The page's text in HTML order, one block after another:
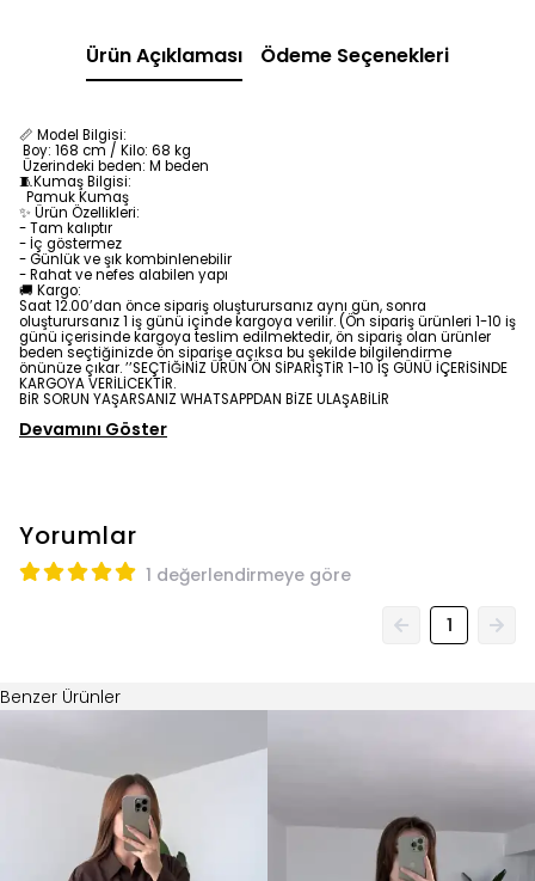
Boy: 168 cm / Kilo: 68 kg
Üzerindeki beden: M beden
🧵Kumaş Bilgisi:
PamukKumaş
✨ Ürün Özellikleri:
- Tam kalıptır
- İç göstermez
- Günlük ve şık kombinlenebilir
- Rahat ve nefes alabilen yapı
🚚 Kargo:
Saat 12.00’dan önce sipariş oluşturursanız aynı gün, sonra
oluşturursanız 1 iş günü içinde kargoya verilir. (Ön sipariş ürünleri 1-10 iş
günü içerisinde kargoya teslim edilmektedir, ön sipariş olan ürünler
beden seçtiğinizde ön siparişe açıksa bu şekilde bilgilendirme
önünüze çıkar. ’’SEÇTİĞİNİZ ÜRÜN ÖN SİPARİŞTİR 1-10 İŞ GÜNÜ İÇERİSİNDE
KARGOYA VERİLİCEKTİR.
BİR SORUN YAŞARSANIZ WHATSAPPDAN BİZE ULAŞABİLİR
Devamını Göster
1